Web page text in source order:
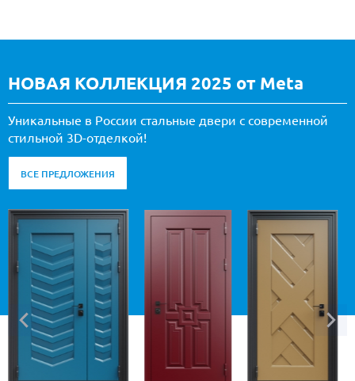
НОВАЯ КОЛЛЕКЦИЯ 2025 от Meta
Уникальные в России стальные двери с современной
стильной 3D-отделкой!
ВСЕ ПРЕДЛОЖЕНИЯ